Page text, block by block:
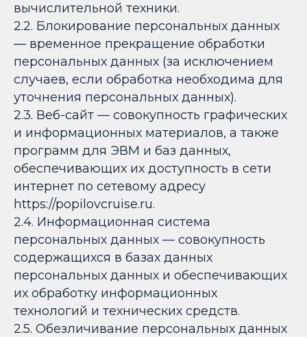
вычислительной техники.
2.2. Блокирование персональных данных
— временное прекращение обработки
персональных данных (за исключением
случаев, если обработка необходима для
уточнения персональных данных).
2.3. Веб-сайт — совокупность графических
и информационных материалов, а также
программ для ЭВМ и баз данных,
обеспечивающих их доступность в сети
интернет по сетевому адресу
https://popilovcruise.ru.
2.4. Информационная система
персональных данных — совокупность
содержащихся в базах данных
персональных данных и обеспечивающих
их обработку информационных
технологий и технических средств.
2.5. Обезличивание персональных данных